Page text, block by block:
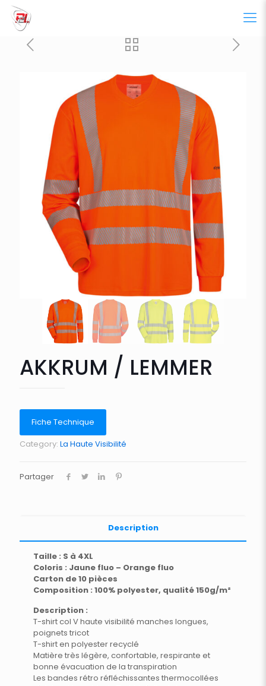
AKKRUM / LEMMER
Fiche Technique
Category: La Haute Visibilité
Partager
Description
Taille : S à 4XL
Coloris : Jaune fluo – Orange fluo
Carton de 10 pièces
Composition : 100% polyester, qualité 150g/m²
Description :
T-shirt col V haute visibilité manches longues,
poignets tricot
T-shirt en polyester recyclé
Matière très légère, confortable, respirante et
bonne évacuation de la transpiration
Les bandes rétro réfléchissantes thermocollées